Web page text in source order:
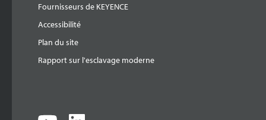
Fournisseurs de KEYENCE
Accessibilité
Plan du site
Rapport sur l'esclavage moderne